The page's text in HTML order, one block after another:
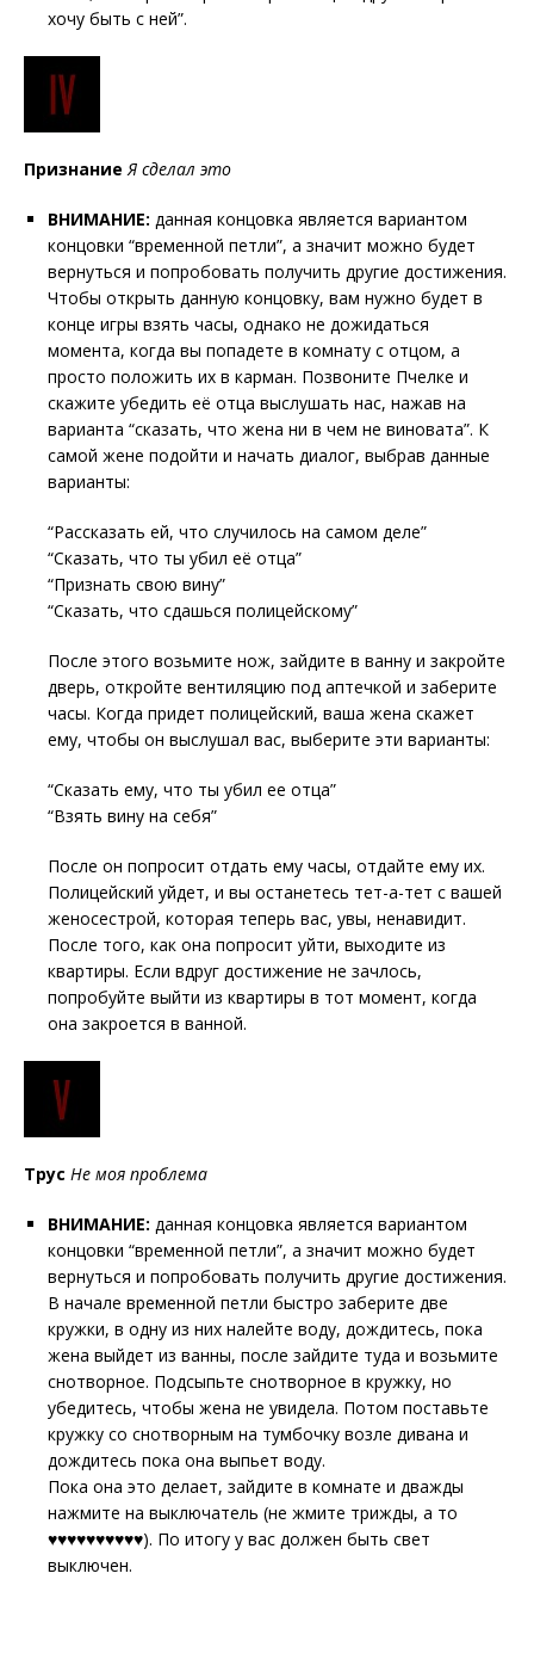
хочу быть с ней”.
Признание Я сделал это
ВНИМАНИЕ: данная концовка является вариантом
концовки “временной петли”, а значит можно будет
вернуться и попробовать получить другие достижения.
Чтобы открыть данную концовку, вам нужно будет в
конце игры взять часы, однако не дожидаться
момента, когда вы попадете в комнату с отцом, а
просто положить их в карман. Позвоните Пчелке и
скажите убедить её отца выслушать нас, нажав на
варианта “сказать, что жена ни в чем не виновата”. К
самой жене подойти и начать диалог, выбрав данные
варианты:
“Рассказать ей, что случилось на самом деле”
“Сказать, что ты убил её отца”
“Признать свою вину”
“Сказать, что сдашься полицейскому”
После этого возьмите нож, зайдите в ванну и закройте
дверь, откройте вентиляцию под аптечкой и заберите
часы. Когда придет полицейский, ваша жена скажет
ему, чтобы он выслушал вас, выберите эти варианты:
“Сказать ему, что ты убил ее отца”
“Взять вину на себя”
После он попросит отдать ему часы, отдайте ему их.
Полицейский уйдет, и вы останетесь тет-а-тет с вашей
женосестрой, которая теперь вас, увы, ненавидит.
После того, как она попросит уйти, выходите из
квартиры. Если вдруг достижение не зачлось,
попробуйте выйти из квартиры в тот момент, когда
она закроется в ванной.
Трус Не моя проблема
ВНИМАНИЕ: данная концовка является вариантом
концовки “временной петли”, а значит можно будет
вернуться и попробовать получить другие достижения.
В начале временной петли быстро заберите две
кружки, в одну из них налейте воду, дождитесь, пока
жена выйдет из ванны, после зайдите туда и возьмите
снотворное. Подсыпьте снотворное в кружку, но
убедитесь, чтобы жена не увидела. Потом поставьте
кружку со снотворным на тумбочку возле дивана и
дождитесь пока она выпьет воду.
Пока она это делает, зайдите в комнате и дважды
нажмите на выключатель (не жмите трижды, а то
♥♥♥♥♥♥♥♥♥♥). По итогу у вас должен быть свет
выключен.